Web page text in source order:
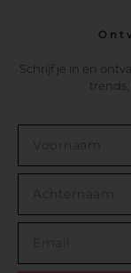
Schrijf je in en